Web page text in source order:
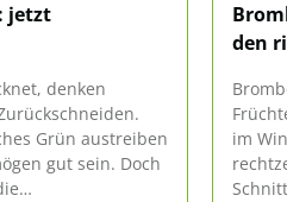
jetzt
denken
Grün austreiben
gut sein. Doch
den
im